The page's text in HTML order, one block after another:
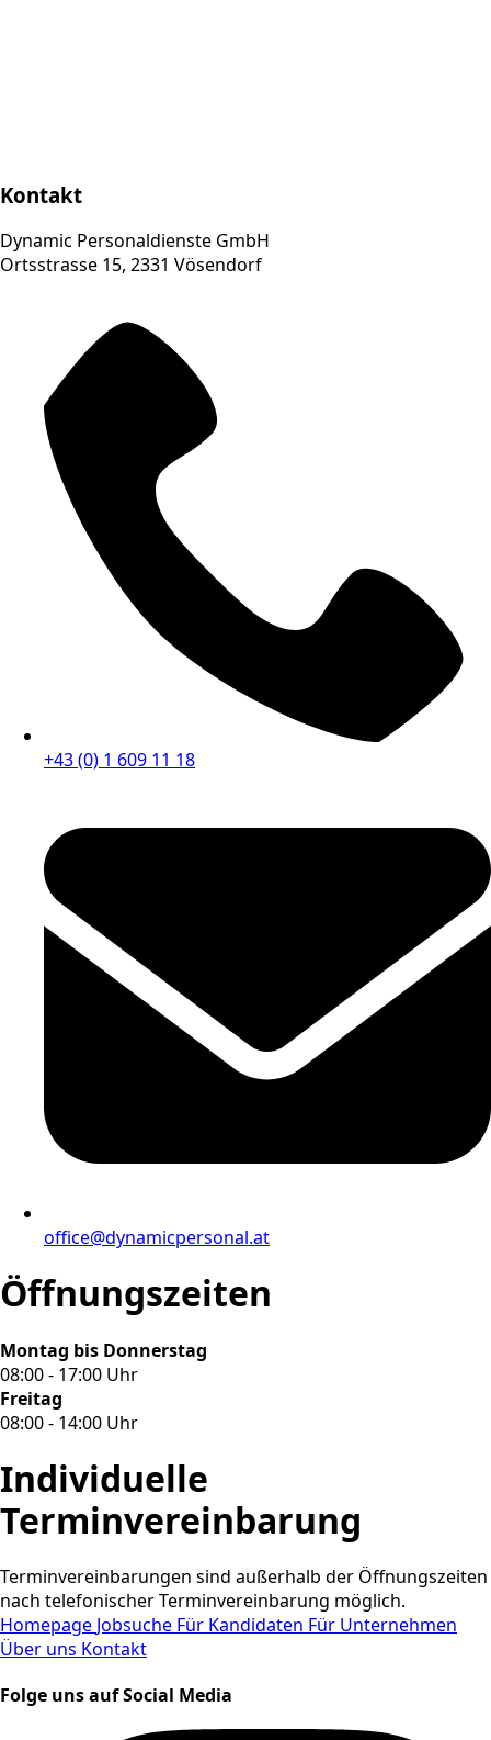
Kontakt
Dynamic Personaldienste GmbH
Ortsstrasse 15, 2331 Vösendorf
+43 (0) 1 609 11 18
office@dynamicpersonal.at
Öffnungszeiten
Montag bis Donnerstag
08:00 - 17:00 Uhr
Freitag
08:00 - 14:00 Uhr
Individuelle
Terminvereinbarung
Terminvereinbarungen sind außerhalb der Öffnungszeiten
nach telefonischer Terminvereinbarung möglich.
Homepage Jobsuche Für Kandidaten Für Unternehmen
Über uns Kontakt
Folge uns auf Social Media